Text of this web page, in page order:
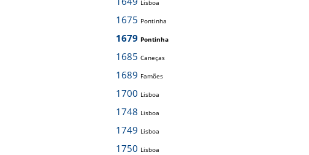
Lisboa
1675 Pontinha
1679 Pontinha
1685 Caneças
1689 Famões
1700 Lisboa
1748 Lisboa
1749 Lisboa
1750 Lisboa